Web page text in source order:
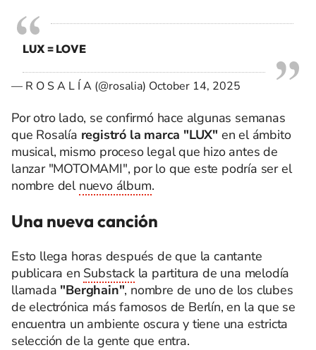
LUX = LOVE
— R O S A L Í A (@rosalia) October 14, 2025
Por otro lado, se confirmó hace algunas semanas
que Rosalía registró la marca "LUX" en el ámbito
musical, mismo proceso legal que hizo antes de
lanzar "MOTOMAMI", por lo que este podría ser el
nombre del nuevo álbum.
Una nueva canción
Esto llega horas después de que la cantante
publicara en Substackla partitura de una melodía
llamada "Berghain", nombre de uno de los clubes
de electrónica más famosos de Berlín, en la que se
encuentra un ambiente oscura y tiene una estricta
selección de la gente que entra.